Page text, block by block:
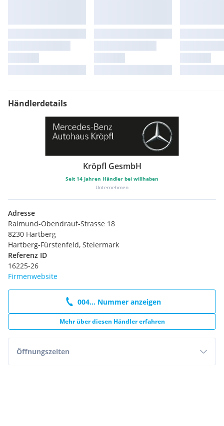
Händlerdetails
Kröpfl GesmbH
Seit 14 Jahren Händler bei willhaben
Unternehmen
Adresse
Raimund-Obendrauf-Strasse 18
8230 Hartberg
Hartberg-Fürstenfeld, Steiermark
Referenz ID
16225-26
Firmenwebsite
004... Nummer anzeigen
Mehr über diesen Händler erfahren
Öffnungszeiten